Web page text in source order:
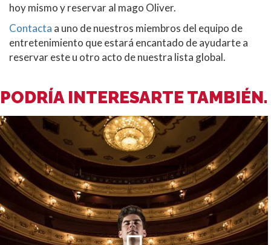
hoy mismo y reservar al mago Oliver.
Contacta a uno de nuestros miembros del equipo de
entretenimiento que estará encantado de ayudarte a
reservar este u otro acto de nuestra lista global.
PODRÍA INTERESARTE TAMBIÉN.